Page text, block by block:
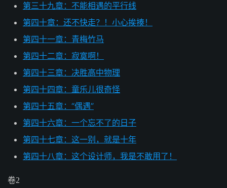
第三十九章：不能相遇的平行线
第四十章：还不快走？！小心挨揍！
第四十一章：青梅竹马
第四十二章：寂寞啊！
第四十三章：决胜高中物理
第四十四章：童乐儿很奇怪
第四十五章：“偶遇”
第四十六章：一个忘不了的日子
第四十七章：这一别，就是十年
第四十八章：这个设计师，我是不敢用了！
卷2